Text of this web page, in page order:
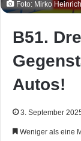
Foto: Mirko
B51.
Autos!
3. September
Weniger als eine